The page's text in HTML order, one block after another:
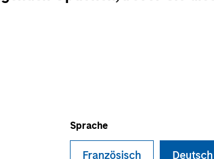
Sprache
Französisch Deutsch